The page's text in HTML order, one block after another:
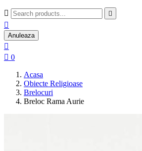
 

Anuleaza

 0
Acasa
Obiecte Religioase
Brelocuri
Breloc Rama Aurie